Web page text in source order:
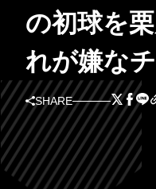
の初球を
れが嫌な
SHARE